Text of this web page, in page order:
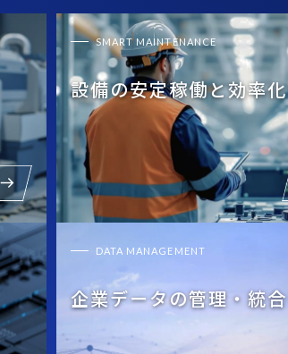
SMART MAINTENANCE
設備の安定稼働と効率化
DATA MANAGEMENT
企業データの管理・統合